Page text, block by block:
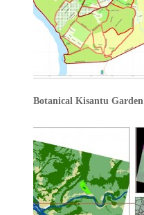
Botanical Kisantu Garden